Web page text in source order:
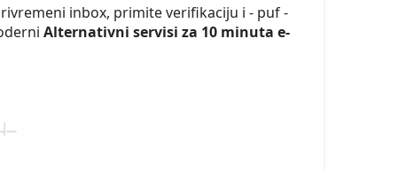
inbox, primite verifikaciju i - puf -
Alternativni servisi za 10 minuta e-